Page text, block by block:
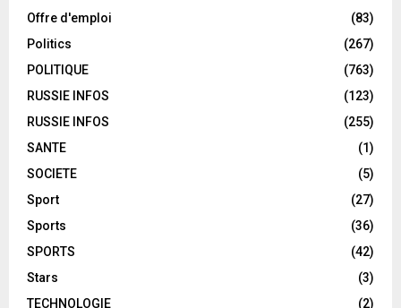
Offre d'emploi
(83)
Politics
(267)
POLITIQUE
(763)
RUSSIE INFOS
(123)
RUSSIE INFOS
(255)
SANTE
(1)
SOCIETE
(5)
Sport
(27)
Sports
(36)
SPORTS
(42)
Stars
(3)
TECHNOLOGIE
(2)